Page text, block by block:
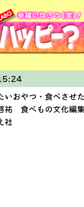
いおやつ・食べさせ
祐 食べもの文化編
社